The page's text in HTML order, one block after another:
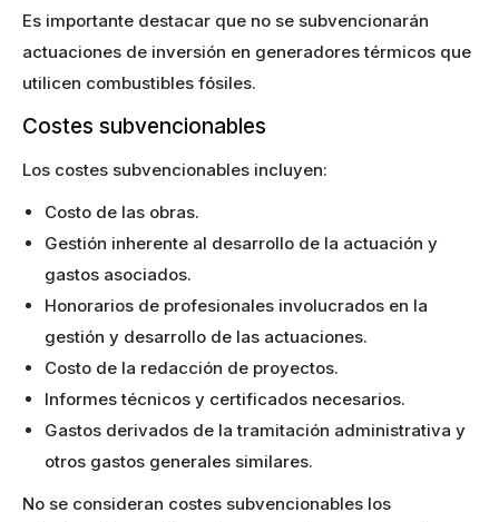
Es importante destacar que no se subvencionarán
actuaciones de inversión en generadores térmicos que
utilicen combustibles fósiles.
Costes subvencionables
Los costes subvencionables incluyen:
Costo de las obras.
Gestión inherente al desarrollo de la actuación y
gastos asociados.
Honorarios de profesionales involucrados en la
gestión y desarrollo de las actuaciones.
Costo de la redacción de proyectos.
Informes técnicos y certificados necesarios.
Gastos derivados de la tramitación administrativa y
otros gastos generales similares.
No se consideran costes subvencionables los